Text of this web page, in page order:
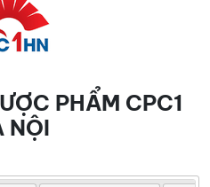
PHẨM CPC1
NỘI